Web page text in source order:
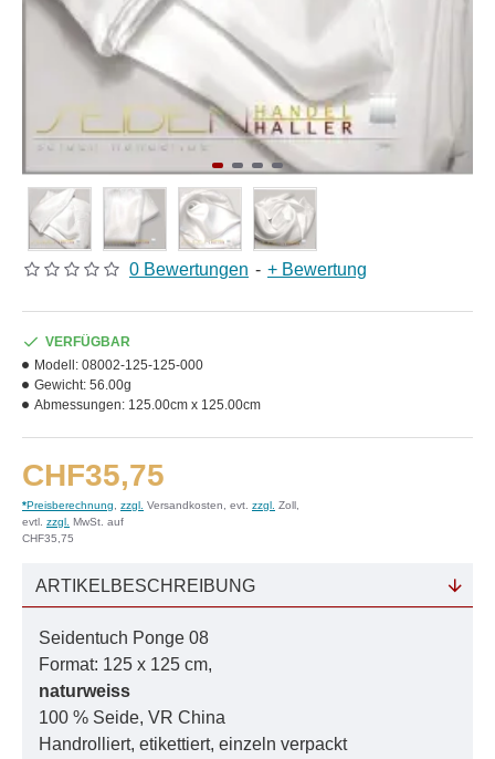
0 Bewertungen - + Bewertung
CHF35,75
*Preisberechnung zzgl. Versandkosten, evt. zzgl. Zoll,
evtl. zzgl. MwSt. auf
CHF35,75
VERFÜGBAR
Modell: 08002-125-125-000
Gewicht: 56.00g
Abmessungen: 125.00cm x 125.00cm
ARTIKELBESCHREIBUNG
Seidentuch Ponge 08
Format: 125 x 125 cm,
naturweiss
100 % Seide, VR China
Handrolliert, etikettiert, einzeln verpackt